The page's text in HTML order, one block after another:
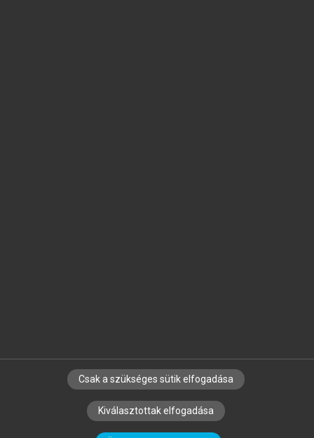
SZERZŐKNEK CÉGEKNEK KÖNYVTÁROSOKNAK
SZERKESZTÉSI ÉS LEKTORÁLÁSI ALAPELVEK
Csak a szükséges sütik elfogadása
Kiválasztottak elfogadása